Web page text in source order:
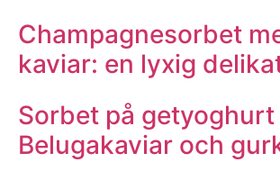
Champagnesorbet
kaviar: en lyxig
Sorbet på getyoghurt
Belugakaviar och